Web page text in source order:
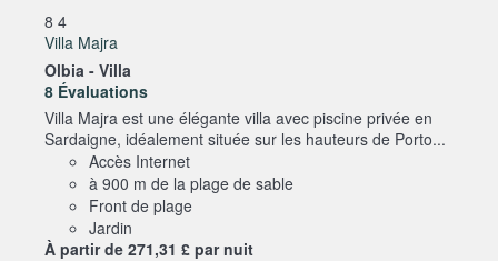
8 4
Villa Majra
Olbia - Villa
8 Évaluations
Villa Majra est une élégante villa avec piscine privée en
Sardaigne, idéalement située sur les hauteurs de Porto...
Accès Internet
à 900 m de la plage de sable
Front de plage
Jardin
À partir de 271,31 £ par nuit